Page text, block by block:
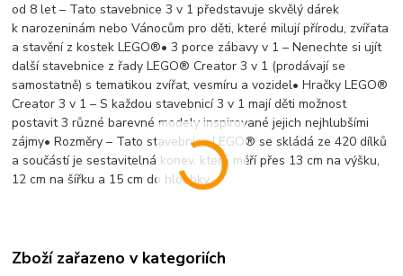
od 8 let – Tato stavebnice 3 v 1 představuje skvělý dárek
k narozeninám nebo Vánocům pro děti, které milují přírodu, zvířata
a stavění z kostek LEGO®• 3 porce zábavy v 1 – Nenechte si ujít
další stavebnice z řady LEGO® Creator 3 v 1 (prodávají se
samostatně) s tematikou zvířat, vesmíru a vozidel• Hračky LEGO®
Creator 3 v 1 – S každou stavebnicí 3 v 1 mají děti možnost
postavit 3 různé barevné modely inspirované jejich nejhlubšími
zájmy• Rozměry – Tato stavebnice LEGO® se skládá ze 420 dílků
a součástí je sestavitelná konev, která měří přes 13 cm na výšku,
12 cm na šířku a 15 cm do hloubky
Zboží zařazeno v kategoriích